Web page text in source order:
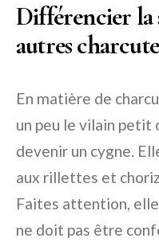
Différencier la
autres
En matière de
un peu le vilain petit
devenir un cygne.
aux rillettes et
Faites attention,
ne doit pas être